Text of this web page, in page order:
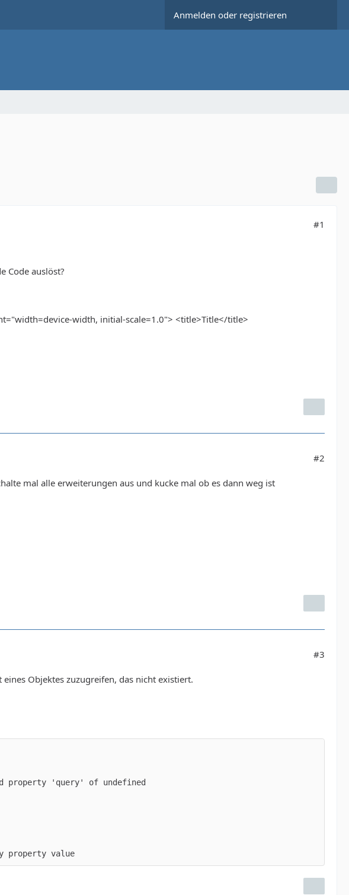
Anmelden oder registrieren
#1
Code auslöst?
width, initial-scale=1.0"> <title>Title</title>
#2
mal alle erweiterungen aus und kucke mal ob es dann weg ist
#3
Objektes zuzugreifen, das nicht existiert.
property value